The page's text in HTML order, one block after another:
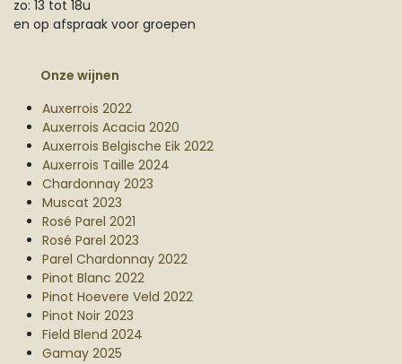
zo: 13 tot 18u
en op afspraak voor groepen
Onze wijnen
Auxerrois 2022
Auxerrois Acacia 2020
Auxerrois Belgische Eik 2022
Auxerrois Taille 2024
Chardonnay 2023
Muscat 2023
Rosé Parel 2021
Rosé Parel 2023
Parel Chardonnay 2022
Pinot Blanc 2022
Pinot Hoevere Veld 2022
Pinot Noir 2023
Field Blend 2024
Gamay 2025